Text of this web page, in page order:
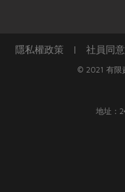
隱私權政策 | 社員同
© 2021 有限
地址：